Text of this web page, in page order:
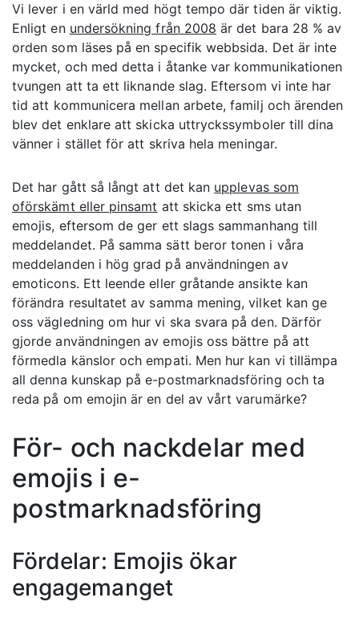
Vi lever i en värld med högt tempo där tiden är viktig.
Enligt en undersökning från 2008 är det bara 28 % av
orden som läses på en specifik webbsida. Det är inte
mycket, och med detta i åtanke var kommunikationen
tvungen att ta ett liknande slag. Eftersom vi inte har
tid att kommunicera mellan arbete, familj och ärenden
blev det enklare att skicka uttryckssymboler till dina
vänner i stället för att skriva hela meningar.
Det har gått så långt att det kan upplevas som
oförskämt eller pinsamt att skicka ett sms utan
emojis, eftersom de ger ett slags sammanhang till
meddelandet. På samma sätt beror tonen i våra
meddelanden i hög grad på användningen av
emoticons. Ett leende eller gråtande ansikte kan
förändra resultatet av samma mening, vilket kan ge
oss vägledning om hur vi ska svara på den. Därför
gjorde användningen av emojis oss bättre på att
förmedla känslor och empati. Men hur kan vi tillämpa
all denna kunskap på e-postmarknadsföring och ta
reda på om emojin är en del av vårt varumärke?
För- och nackdelar med
emojis i e-
postmarknadsföring
Fördelar: Emojis ökar
engagemanget